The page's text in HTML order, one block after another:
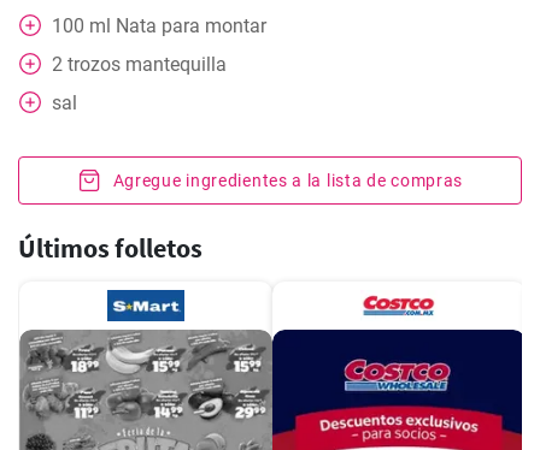
100 ml Nata para montar
2 trozos mantequilla
sal
Agregue ingredientes a la lista de compras
Últimos folletos